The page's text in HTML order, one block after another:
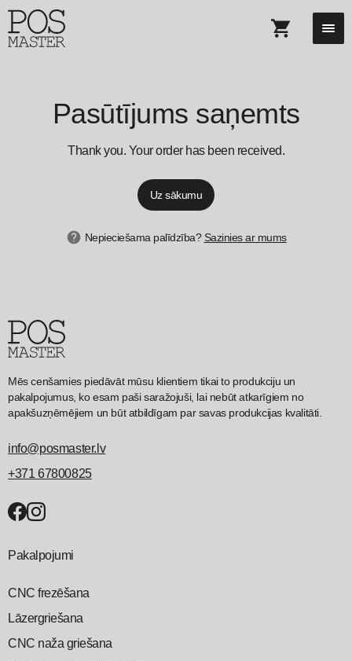
Pasūtījums saņemts
Thank you. Your order has been received.
Uz sākumu
Nepieciešama palīdzība? Sazinies ar mums
Mēs cenšamies piedāvāt mūsu klientiem tikai to produkciju un
pakalpojumus, ko esam paši saražojuši, lai nebūt atkarīgiem no
apakšuzņēmējiem un būt atbildīgam par savas produkcijas kvalitāti.
info@posmaster.lv
+371 67800825
Pakalpojumi
CNC frezēšana
Lāzergriešana
CNC naža griešana